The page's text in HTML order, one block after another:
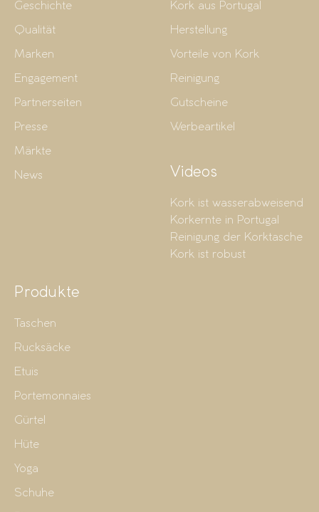
Geschichte
Qualität
Marken
Engagement
Partnerseiten
Presse
Märkte
News
Kork aus Portugal
Herstellung
Vorteile von Kork
Reinigung
Gutscheine
Werbeartikel
Videos
Kork ist wasserabweisend
Korkernte in Portugal
Reinigung der Korktasche
Kork ist robust
Produkte
Taschen
Rucksäcke
Etuis
Portemonnaies
Gürtel
Hüte
Yoga
Schuhe